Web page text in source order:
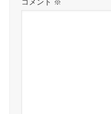
コメント ※